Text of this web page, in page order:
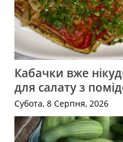
Кабачки вже
для салату з
Субота, 8 Серпня, 2026